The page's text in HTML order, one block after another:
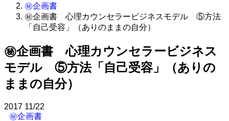
㊙企画書
㊙企画書 心理カウンセラービジネスモデル ⑤方法
「自己受容」（ありのままの自分）
㊙企画書 心理カウンセラービジネス
モデル ⑤方法「自己受容」（ありの
ままの自分）
2017 11/22
㊙企画書